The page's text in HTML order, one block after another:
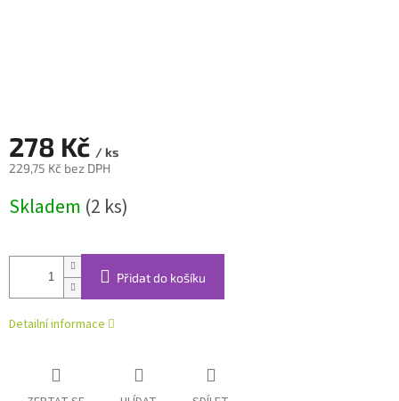
278 Kč / ks
229,75 Kč bez DPH
cena:
Skladem (2 ks)
Přidat do košíku
Detailní informace